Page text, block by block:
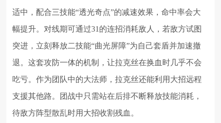
适中，配合三技能“透光奇点”的减速效果，命中率会大
幅提升。对线期可通过31的连招消耗敌人，若敌方试图
突进，立刻释放二技能“曲光屏障”为自己套盾并加速撤
退。这套攻防一体的机制，让拉克丝在换血时几乎不会
吃亏。作为团队中的大法师，拉克丝还能利用大招远程
支援其他路。团战中只需站在后排不断释放技能消耗，
待敌方阵型散乱时用大招收割残血。